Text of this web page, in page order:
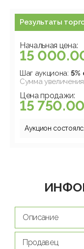
Результаты
Начальная цена:
15
Шаг аукциона: 5%
Сумма
Цена продажи:
15
Аукцион
Описание
Продавец